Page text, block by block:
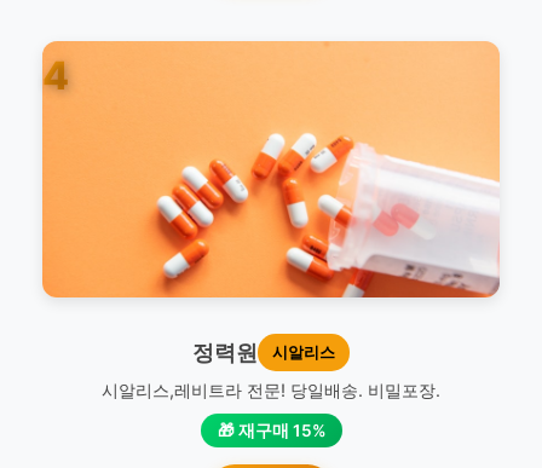
4
정력원 시알리스
시알리스,레비트라 전문! 당일배송. 비밀포장.
🎁 재구매 15%